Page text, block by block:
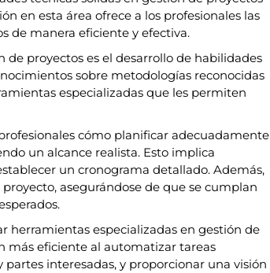
en esta área ofrece a los profesionales las
de manera eficiente y efectiva.
de proyectos es el desarrollo de habilidades
sobre metodologías reconocidas
especializadas que les permiten
cómo planificar adecuadamente
un alcance realista. Esto implica
un cronograma detallado. Además,
asegurándose de que se cumplan
herramientas especializadas en gestión de
más eficiente al automatizar tareas
interesadas, y proporcionar una visión